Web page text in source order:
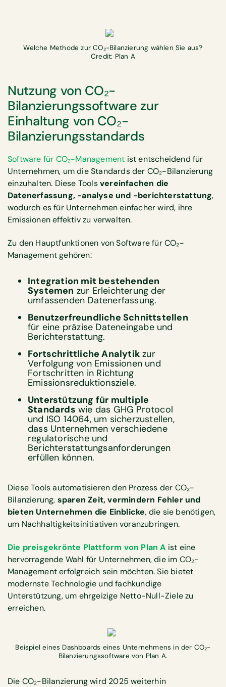
Welche Methode zur CO₂-Bilanzierung wählen Sie aus?
Credit: Plan A
Nutzung von CO₂-
Bilanzierungssoftware zur
Einhaltung von CO₂-
Bilanzierungsstandards
Software für CO₂-Management ist entscheidend für
Unternehmen, um die Standards der CO₂-Bilanzierung
einzuhalten. Diese Toolsvereinfachen die
Datenerfassung, -analyse und -berichterstattung,
wodurch es für Unternehmen einfacher wird, ihre
Emissionen effektiv zu verwalten.
Zu den Hauptfunktionen von Software für CO₂-
Management gehören:
Integration mit bestehenden
Systemen zur Erleichterung der
umfassenden Datenerfassung.
Benutzerfreundliche Schnittstellen
für eine präzise Dateneingabe und
Berichterstattung.
Fortschrittliche Analytik zur
Verfolgung von Emissionen und
Fortschritten in Richtung
Emissionsreduktionsziele.
Unterstützung für multiple
Standards wie das GHG Protocol
und ISO 14064, um sicherzustellen,
dass Unternehmen verschiedene
regulatorische und
Berichterstattungsanforderungen
erfüllen können.
Diese Tools automatisieren den Prozess der CO₂-
Bilanzierung, sparen Zeit, vermindern Fehler und
bieten Unternehmen die Einblicke, die sie benötigen,
um Nachhaltigkeitsinitiativen voranzubringen.
Die preisgekrönte Plattform von Plan A ist eine
hervorragende Wahl für Unternehmen, die im CO₂-
Management erfolgreich sein möchten. Sie bietet
modernste Technologie und fachkundige
Unterstützung, um ehrgeizige Netto-Null-Ziele zu
erreichen.
Beispiel eines Dashboards eines Unternehmens in der CO₂-
Bilanzierungssoftware von Plan A.
Die CO₂-Bilanzierung wird 2025 weiterhin